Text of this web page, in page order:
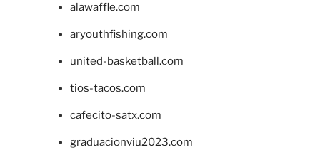
alawaffle.com
aryouthfishing.com
united-basketball.com
tios-tacos.com
cafecito-satx.com
graduacionviu2023.com